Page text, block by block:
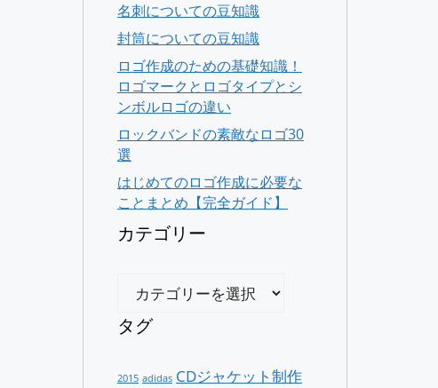
名刺についての豆知識
封筒についての豆知識
ロゴ作成のための基礎知識！
ロゴマークとロゴタイプとシ
ンボルロゴの違い
ロックバンドの素敵なロゴ30
選
はじめてのロゴ作成に必要な
ことまとめ【完全ガイド】
カテゴリー
ゴ
タグ
2015 adidas CDジャケット制作